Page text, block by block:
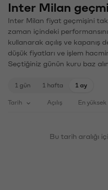
Inter Milan
Inter Milan fiyat geçmişini
zaman içindeki
kullanarak açılış ve kapanış
düşük fiyatları ve işlem
Seçtiğiniz günün kuru baz
1 gün 1 hafta 1 ay
Tarih Açılış En yüksek
Bu tarih aralığı